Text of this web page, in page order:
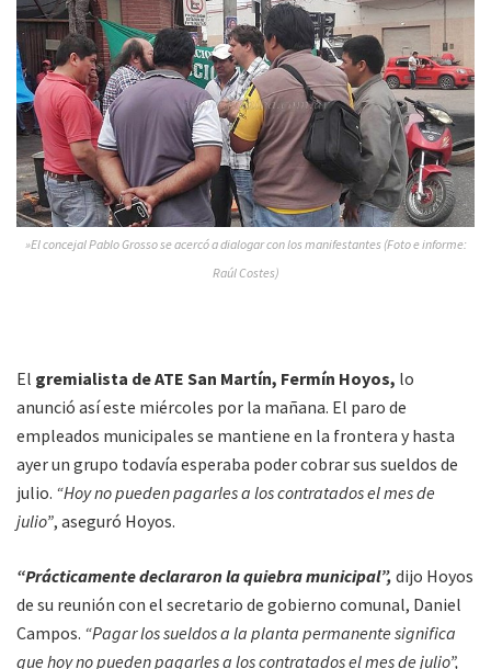
»El concejal Pablo Grosso se acercó a dialogar con los manifestantes (Foto e informe:
Raúl Costes)
El gremialista de ATE San Martín, Fermín Hoyos, lo
anunció así este miércoles por la mañana. El paro de
empleados municipales se mantiene en la frontera y hasta
ayer un grupo todavía esperaba poder cobrar sus sueldos de
julio. “Hoy no pueden pagarles a los contratados el mes de
julio”, aseguró Hoyos.
“Prácticamente declararon la quiebra municipal”, dijo Hoyos
de su reunión con el secretario de gobierno comunal, Daniel
Campos. “Pagar los sueldos a la planta permanente significa
que hoy no pueden pagarles a los contratados el mes de julio”,